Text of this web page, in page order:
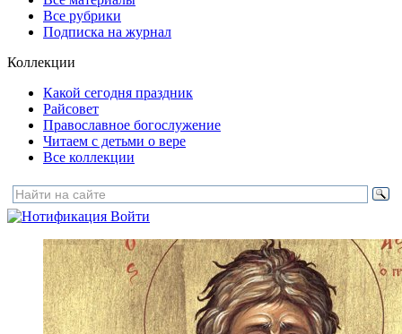
Все рубрики
Подписка на журнал
Коллекции
Какой сегодня праздник
Райсовет
Православное богослужение
Читаем с детьми о вере
Все коллекции
Войти